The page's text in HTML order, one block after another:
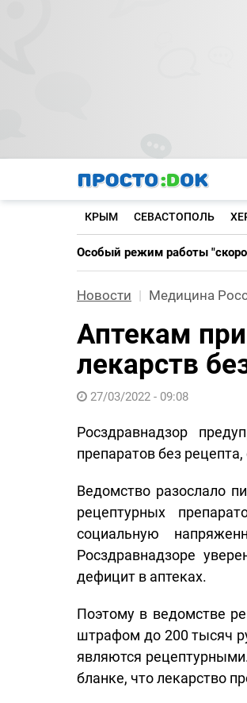
КРЫМ СЕВАСТОПОЛЬ
Особый режим работы
Новости Медицина
Аптекам
лекарств
27/03/2022 - 09:08
Росздравнадзор
препаратов без
Ведомство разослало
рецептурных
социальную
Росздравнадзоре
дефицит в аптеках.
Поэтому в ведомстве
штрафом до 200 тысяч
являются
бланке, что лекарство